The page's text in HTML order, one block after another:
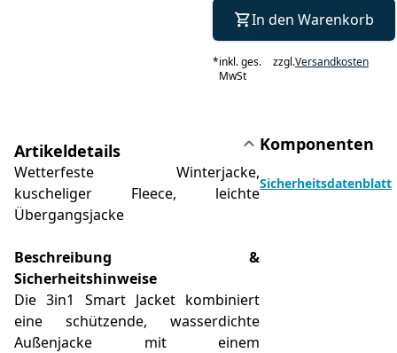
In den Warenkorb
*inkl. ges.
MwSt
zzgl.Versandkosten
Artikeldetails
Wetterfeste Winterjacke,
kuscheliger Fleece, leichte
Übergangsjacke
Beschreibung &
Sicherheitshinweise
Die 3in1 Smart Jacket kombiniert
eine schützende, wasserdichte
Außenjacke mit einem
Komponenten
Sicherheitsdatenblatt